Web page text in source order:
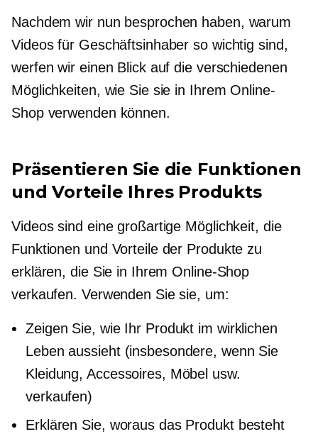
Nachdem wir nun besprochen haben, warum
Videos für Geschäftsinhaber so wichtig sind,
werfen wir einen Blick auf die verschiedenen
Möglichkeiten, wie Sie sie in Ihrem Online-
Shop verwenden können.
Präsentieren Sie die Funktionen
und Vorteile Ihres Produkts
Videos sind eine großartige Möglichkeit, die
Funktionen und Vorteile der Produkte zu
erklären, die Sie in Ihrem Online-Shop
verkaufen. Verwenden Sie sie, um:
Zeigen Sie, wie Ihr Produkt im wirklichen
Leben aussieht (insbesondere, wenn Sie
Kleidung, Accessoires, Möbel usw.
verkaufen)
Erklären Sie, woraus das Produkt besteht